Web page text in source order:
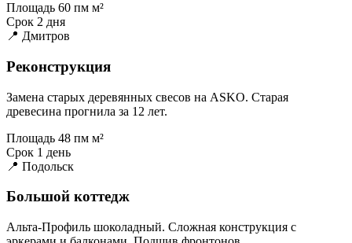
Площадь 60 пм м²
Срок 2 дня
📍 Дмитров
Реконструкция
Замена старых деревянных свесов на ASKO. Старая
древесина прогнила за 12 лет.
Площадь 48 пм м²
Срок 1 день
📍 Подольск
Большой коттедж
Альта-Профиль шоколадный. Сложная конструкция с